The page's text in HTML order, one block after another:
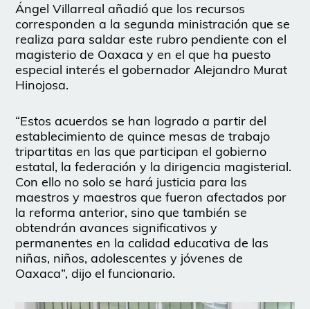
Ángel Villarreal añadió que los recursos
corresponden a la segunda ministración que se
realiza para saldar este rubro pendiente con el
magisterio de Oaxaca y en el que ha puesto
especial interés el gobernador Alejandro Murat
Hinojosa.
“Estos acuerdos se han logrado a partir del
establecimiento de quince mesas de trabajo
tripartitas en las que participan el gobierno
estatal, la federación y la dirigencia magisterial.
Con ello no solo se hará justicia para las
maestros y maestros que fueron afectados por
la reforma anterior, sino que también se
obtendrán avances significativos y
permanentes en la calidad educativa de las
niñas, niños, adolescentes y jóvenes de
Oaxaca”, dijo el funcionario.